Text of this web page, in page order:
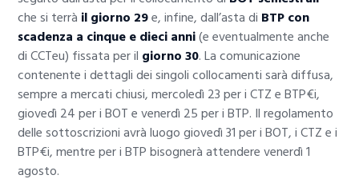
che si terrà il giorno 29e, infine, dall’asta di BTP con
scadenza a cinque e dieci anni(e eventualmente anche
di CCTeu) fissata per il giorno 30. La comunicazione
contenente i dettagli dei singoli collocamenti sarà diffusa,
sempre a mercati chiusi, mercoledì 23 per i CTZ e BTP€i,
giovedì 24 per i BOT e venerdì 25 per i BTP. Il regolamento
delle sottoscrizioni avrà luogo giovedì 31 per i BOT, i CTZ e i
BTP€i, mentre per i BTP bisognerà attendere venerdì 1
agosto.